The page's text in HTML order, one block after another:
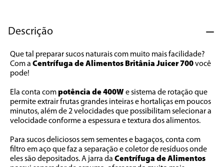
Descrição
Que tal preparar sucos naturais com muito mais facilidade?
Com a Centrífuga de Alimentos Britânia Juicer 700 você
pode!
Ela conta com potência de 400W e sistema de rotação que
permite extrair frutas grandes inteiras e hortaliças em poucos
minutos, além de 2 velocidades que possibilitam selecionar a
velocidade conforme a espessura e textura dos alimentos.
Para sucos deliciosos sem sementes e bagaços, conta com
filtro em aço que faz a separação e coletor de resíduos onde
eles são depositados. A jarra da Centrífuga de Alimentos
9º forno
10º ventilador